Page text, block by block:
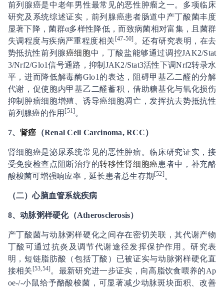
前列腺癌是中老年男性最常见的恶性肿瘤之一。多项临床
研究及系统综述证实，前列腺癌患者肠道中产丁酸菌丰度
显著下降，菌群α多样性降低，而致病菌相对富集，且菌群
失调程度与疾病严重程度相关 [47-50] 。还有研究表明，在去
势抵抗性前列腺癌细胞中，丁酸盐能够通过调控JAK2/Stat
3/Nrf2/Glo1信号通路，抑制JAK2/Stat3活性下调Nrf2转录水
平，进而降低解毒酶Glo1的表达，阻碍甲基乙二醛的分解
代谢，促使胞内甲基乙二醛蓄积，借助糖基化与氧化损伤
抑制肿瘤细胞增殖、诱导癌细胞凋亡，发挥抗去势抵抗性
前列腺癌的作用 [51] 。
7、肾癌 （Renal Cell Carcinoma, RCC）
肾细胞癌是泌尿系统常见的恶性肿瘤。临床研究证实，接
受免疫检查点阻断治疗的转移性肾细胞癌患者中，补充酪
酸梭菌可增强响应率，延长患者总生存期 [52] 。
（二）心脑血管系统疾病
8、动脉粥样硬化（Atherosclerosis）
产丁酸菌与动脉粥样硬化之间存在密切关联，其代谢产物
丁酸可通过抗炎及调节代谢途径发挥保护作用。研究表
明，短链脂肪酸（包括丁酸）已被证实与动脉粥样硬化直
接相关 [53,54] 。最新研究进一步证实，向高脂饮食喂养的Ap
oe-/-小鼠给予酪酸梭菌，可显著减少动脉斑块面积、改善